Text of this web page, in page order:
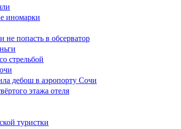
иномарки
попасть в обсерватор
стрельбой
дебош в аэропорту Сочи
этажа отеля
туристки